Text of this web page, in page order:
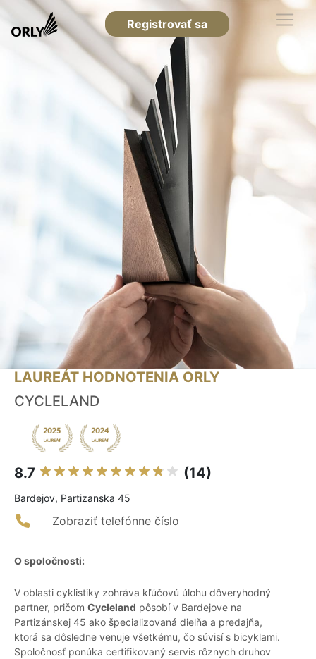
Registrovať sa
LAUREÁT HODNOTENIA ORLY
CYCLELAND
8.7 (14)
Bardejov, Partizanska 45
Zobraziť telefónne číslo
O spoločnosti:
V oblasti cyklistiky zohráva kľúčovú úlohu dôveryhodný
partner, pričom Cycleland pôsobí v Bardejove na
Partizánskej 45 ako špecializovaná dielňa a predajňa,
ktorá sa dôsledne venuje všetkému, čo súvisí s bicyklami.
Spoločnosť ponúka certifikovaný servis rôznych druhov